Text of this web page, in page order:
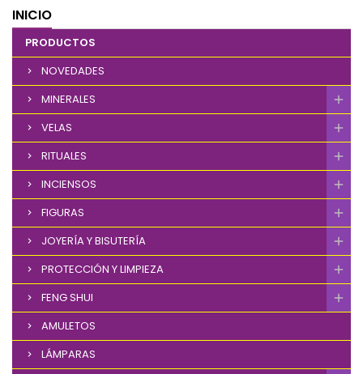
INICIO
PRODUCTOS
NOVEDADES
MINERALES
VELAS
RITUALES
INCIENSOS
FIGURAS
JOYERÍA Y BISUTERÍA
PROTECCIÓN Y LIMPIEZA
FENG SHUI
AMULETOS
LÁMPARAS